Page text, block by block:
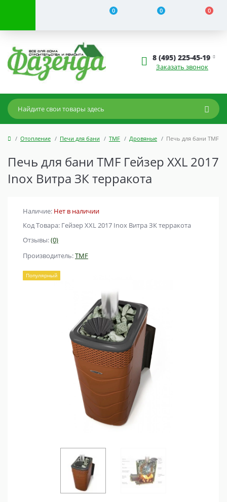
0 0 0
8 (495) 225-45-19
Заказать звонок
Отопление Печи для бани TMF Дровяные Печь для бани TMF
Печь для бани TMF Гейзер XXL 2017
Inox Витра ЗК терракота
Наличие: Нет в наличии
Код Товара: Гейзер XXL 2017 Inox Витра ЗК терракота
Отзывы:(0)
Производитель:TMF
Популярный